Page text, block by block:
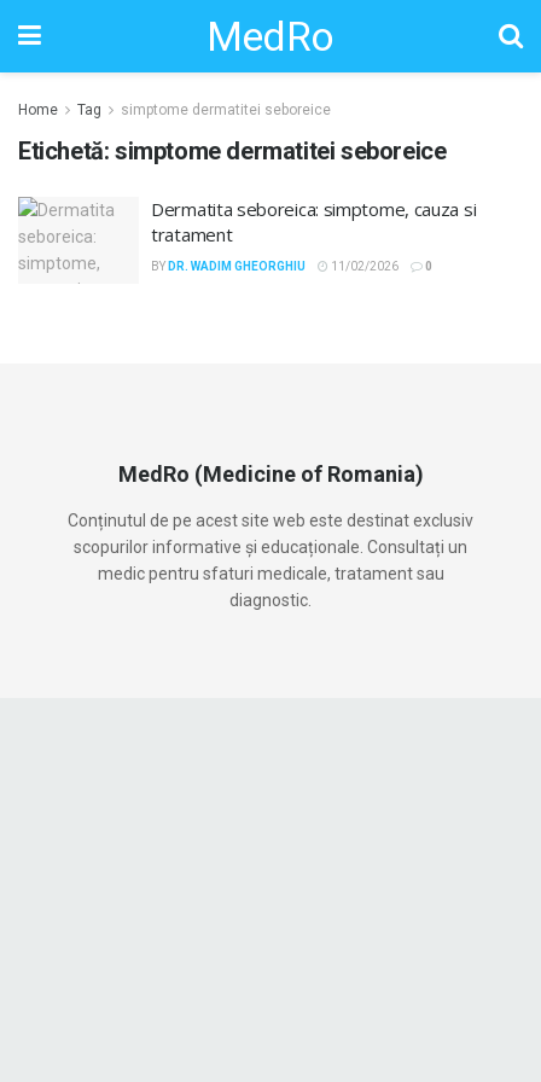
MedRo
Home Tag simptome dermatitei seboreice
Etichetă: simptome dermatitei seboreice
Dermatita seboreica: simptome, cauza si
tratament
BY DR. WADIM GHEORGHIU 11/02/2026 0
MedRo (Medicine of Romania)
Conținutul de pe acest site web este destinat exclusiv
scopurilor informative și educaționale. Consultați un
medic pentru sfaturi medicale, tratament sau
diagnostic.